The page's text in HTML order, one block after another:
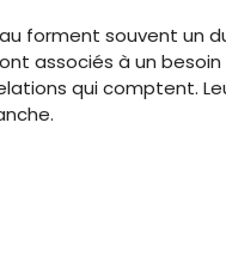
forment souvent un
associés à un
qui comptent.